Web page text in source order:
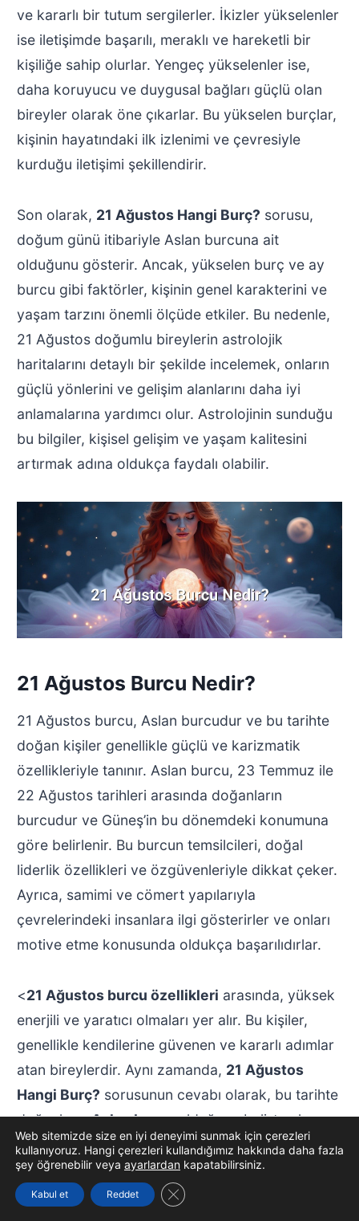
ve kararlı bir tutum sergilerler. İkizler yükselenler
ise iletişimde başarılı, meraklı ve hareketli bir
kişiliğe sahip olurlar. Yengeç yükselenler ise,
daha koruyucu ve duygusal bağları güçlü olan
bireyler olarak öne çıkarlar. Bu yükselen burçlar,
kişinin hayatındaki ilk izlenimi ve çevresiyle
kurduğu iletişimi şekillendirir.
Son olarak, 21 Ağustos Hangi Burç? sorusu,
doğum günü itibariyle Aslan burcuna ait
olduğunu gösterir. Ancak, yükselen burç ve ay
burcu gibi faktörler, kişinin genel karakterini ve
yaşam tarzını önemli ölçüde etkiler. Bu nedenle,
21 Ağustos doğumlu bireylerin astrolojik
haritalarını detaylı bir şekilde incelemek, onların
güçlü yönlerini ve gelişim alanlarını daha iyi
anlamalarına yardımcı olur. Astrolojinin sunduğu
bu bilgiler, kişisel gelişim ve yaşam kalitesini
artırmak adına oldukça faydalı olabilir.
21 Ağustos Burcu Nedir?
21 Ağustos burcu, Aslan burcudur ve bu tarihte
doğan kişiler genellikle güçlü ve karizmatik
özellikleriyle tanınır. Aslan burcu, 23 Temmuz ile
22 Ağustos tarihleri arasında doğanların
burcudur ve Güneş’in bu dönemdeki konumuna
göre belirlenir. Bu burcun temsilcileri, doğal
liderlik özellikleri ve özgüvenleriyle dikkat çeker.
Ayrıca, samimi ve cömert yapılarıyla
çevrelerindeki insanlara ilgi gösterirler ve onları
motive etme konusunda oldukça başarılıdırlar.
<21 Ağustos burcu özellikleri arasında, yüksek
enerjili ve yaratıcı olmaları yer alır. Bu kişiler,
genellikle kendilerine güvenen ve kararlı adımlar
atan bireylerdir. Aynı zamanda, 21 Ağustos
Hangi Burç? sorusunun cevabı olarak, bu tarihte
doğanlarınAslan burcuolduğunu belirtmek
gerekir. Aslan burcu insanları, genellikle sahne
ışıklarını sever ve dikkat çekmekten hoşlanır. Bu
özellikleriyle, sosyal hayatlarında ve
Web sitemizde size en iyi deneyimi sunmak için çerezleri
kullanıyoruz. Hangi çerezleri kullandığımız hakkında daha fazla
şey öğrenebilir veya ayarlardan kapatabilirsiniz.
Kabul et Reddet GDPR çerez şeridini kapat